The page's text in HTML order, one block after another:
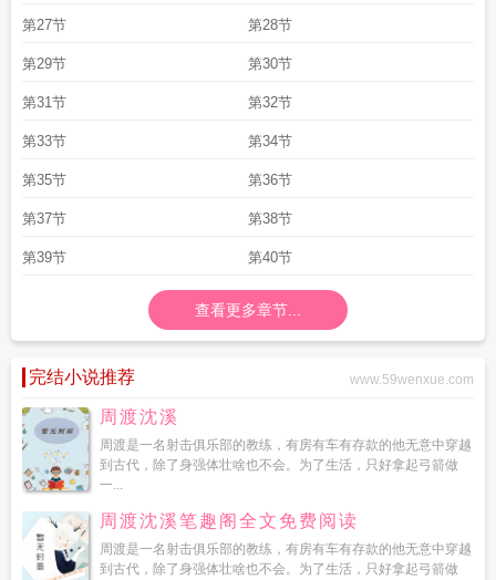
第27节 第28节
第29节 第30节
第31节 第32节
第33节 第34节
第35节 第36节
第37节 第38节
第39节 第40节
查看更多章节...
完结小说推荐 www.59wenxue.com
周渡沈溪
周渡是一名射击俱乐部的教练，有房有车有存款的他无意中穿越
到古代，除了身强体壮啥也不会。为了生活，只好拿起弓箭做
一...
周渡沈溪笔趣阁全文免费阅读
周渡是一名射击俱乐部的教练，有房有车有存款的他无意中穿越
到古代，除了身强体壮啥也不会。为了生活，只好拿起弓箭做